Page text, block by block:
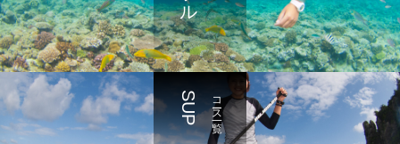
コース一覧
SUP